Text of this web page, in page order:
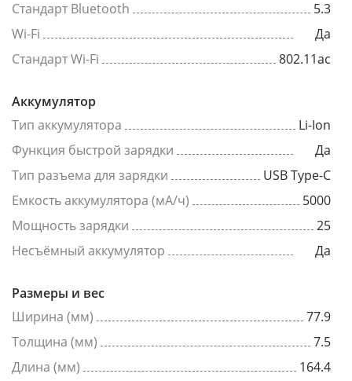
Стандарт Bluetooth
5.3
Wi-Fi
Да
Стандарт Wi-Fi
802.11ac
Аккумулятор
Тип аккумулятора
Li-Ion
Функция быстрой зарядки
Да
Тип разъема для зарядки
USB Type-C
Емкость аккумулятора (мА/ч)
5000
Мощность зарядки
25
Несъёмный аккумулятор
Да
Размеры и вес
Ширина (мм)
77.9
Толщина (мм)
7.5
Длина (мм)
164.4